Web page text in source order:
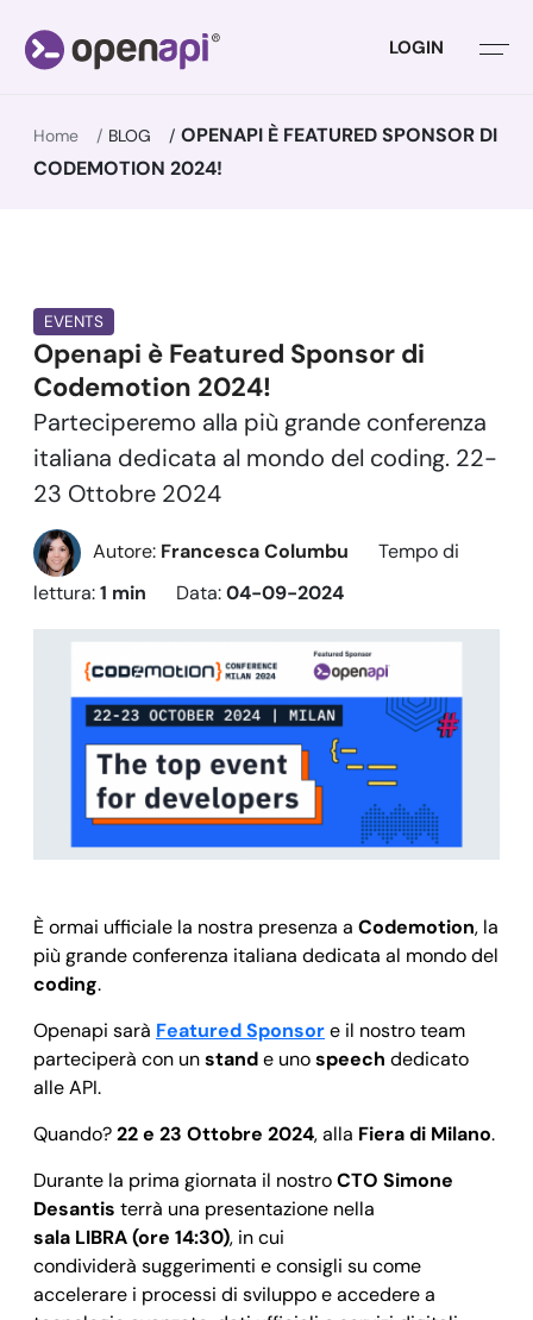
LOGIN
Home BLOG
OPENAPI È FEATURED SPONSOR DI
CODEMOTION 2024!
EVENTS
Openapi è Featured Sponsor di
Codemotion 2024!
Parteciperemo alla più grande conferenza
italiana dedicata al mondo del coding. 22-
23 Ottobre 2024
Autore: Francesca Columbu
Tempo di
lettura:1 min Data:04-09-2024
È ormai ufficiale la nostra presenza a Codemotion, la
più grande conferenza italiana dedicata al mondo del
coding.
Openapi sarà Featured Sponsore il nostro team
parteciperà con unstande unospeech dedicato
alle API.
Quando?22 e 23 Ottobre 2024, alla Fiera di Milano.
Durante la prima giornata il nostroCTO Simone
Desantis terrà una presentazione nella
sala LIBRA(ore 14:30), in cui
condividerà suggerimenti e consigli su come
accelerare i processi di sviluppo e accedere a